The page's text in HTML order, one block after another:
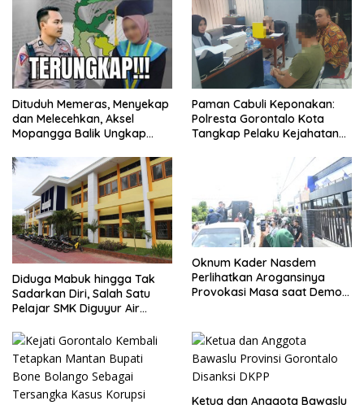
Dituduh Memeras, Menyekap
dan Melecehkan, Aksel
Mopangga Balik Ungkap
Paman Cabuli Keponakan:
Polresta Gorontalo Kota
Tangkap Pelaku Kejahatan
Diduga Mabuk hingga Tak
Sadarkan Diri, Salah Satu
Pelajar SMK Diguyur Air
Fisik oleh Beberapa
Temannya
Oknum Kader Nasdem
Perlihatkan Arogansinya
Provokasi Masa saat Demo
Ketua dan Anggota Bawaslu